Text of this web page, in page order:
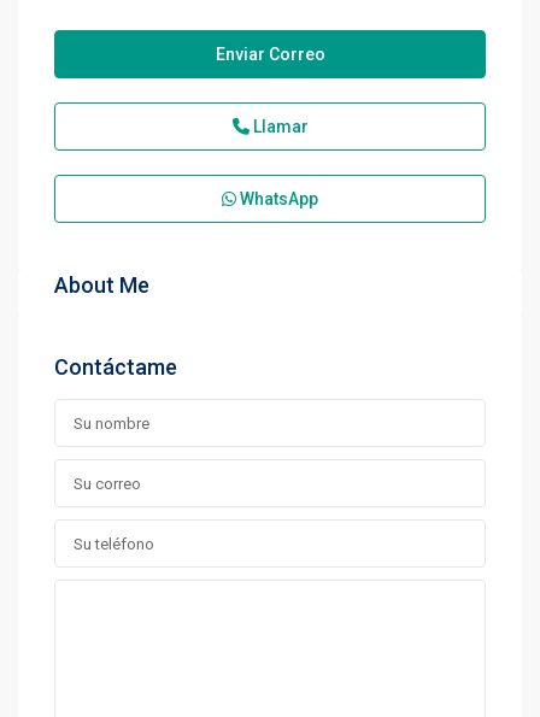
Enviar Correo
Llamar
WhatsApp
About Me
Contáctame